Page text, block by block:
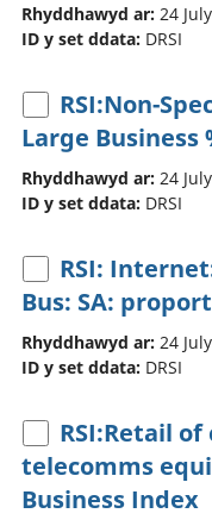
Rhyddhawyd ar: 24
ID y set ddata: DRSI
RSI:Non-
Large Business
Rhyddhawyd ar: 24
ID y set ddata: DRSI
RSI:
Bus: SA:
Rhyddhawyd ar: 24
ID y set ddata: DRSI
RSI:Retail
telecomms
Business Index